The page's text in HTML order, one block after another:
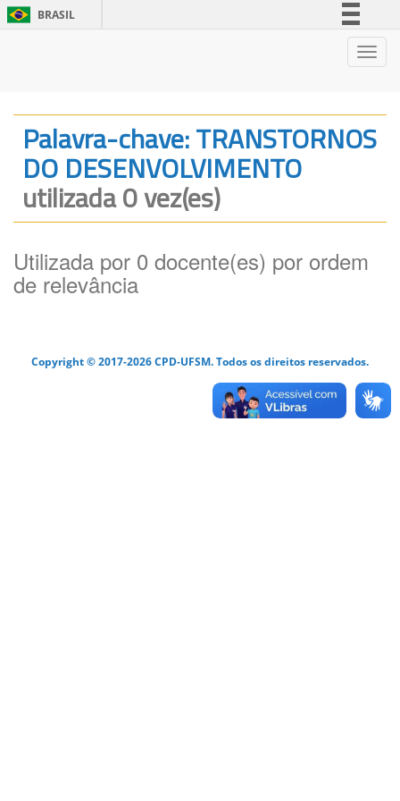
BRASIL
Legislação
Canais
Palavra-chave: TRANSTORNOS
DO DESENVOLVIMENTO
utilizada 0 vez(es)
Utilizada por 0 docente(es) por ordem
de relevância
Copyright © 2017-2026 CPD-UFSM. Todos os direitos reservados.